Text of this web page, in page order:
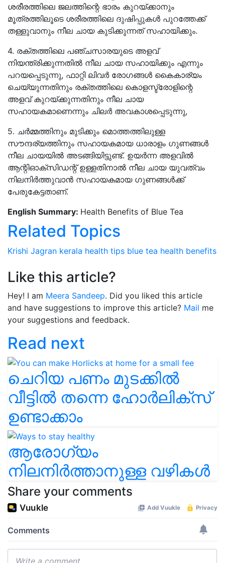
ശരീരത്തിലെ ജലത്തിന്റെ ഭാരം കുറയ്ക്കാനും
മൂത്രത്തിലൂടെ ശരീരത്തിലെ ദുഷിപ്പുകൾ പുറത്തേക്ക്
തള്ളുവാനും നീല ചായ കുടിക്കുന്നത് സഹായിക്കും.
4. രക്തത്തിലെ പഞ്ചസാരയുടെ അളവ്
നിയന്ത്രിക്കുന്നതിൽ നീല ചായ സഹായിക്കും എന്നും
പറയപ്പെടുന്നു, ഫാറ്റി ലിവർ രോഗങ്ങൾ കൈകാര്യം
ചെയ്യുന്നതിനും രക്തത്തിലെ കൊളസ്ട്രോളിന്റെ
അളവ് കുറയ്ക്കുന്നതിനും നീല ചായ
സഹായകമാണെന്നും ചിലർ അവകാശപ്പെടുന്നു,
5. ചർമ്മത്തിനും മുടിക്കും മൊത്തത്തിലുള്ള
സൗന്ദര്യത്തിനും സഹായകമായ ധാരാളം ഗുണങ്ങൾ
നീല ചായയിൽ അടങ്ങിയിട്ടുണ്ട്. ഉയർന്ന അളവിൽ
ആന്റിഓക്‌സിഡന്റ് ഉള്ളതിനാൽ നീല ചായ യുവത്വം
നിലനിർത്തുവാൻ സഹായകമായ ഗുണങ്ങൾക്ക്
പേരുകേട്ടതാണ്.
English Summary: Health Benefits of Blue Tea
Related Topics
Krishi Jagran kerala health tips blue tea health benefits
Like this article?
Hey! I am Meera Sandeep. Did you liked this article
and have suggestions to improve this article? Mail me
your suggestions and feedback.
Read next
ചെറിയ പണം മുടക്കിൽ
വീട്ടിൽ തന്നെ ഹോർലിക്സ്
ഉണ്ടാക്കാം
ആരോഗ്യം
നിലനിർത്താനുള്ള വഴികൾ
Share your comments